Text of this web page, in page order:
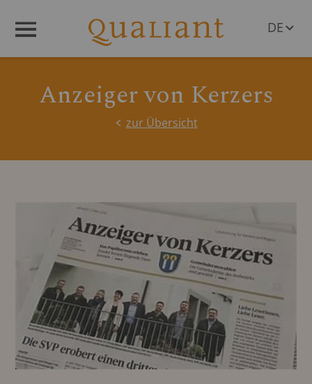
DE
Anzeiger von Kerzers
zur Übersicht